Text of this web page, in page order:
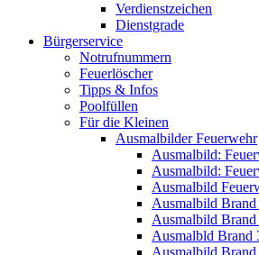
Verdienstzeichen
Dienstgrade
Bürgerservice
Notrufnummern
Feuerlöscher
Tipps & Infos
Poolfüllen
Für die Kleinen
Ausmalbilder Feuerwehr
Ausmalbild:
Ausmalbild:
Ausmalbild
Ausmalbild Brand
Ausmalbild Brand
Ausmalbld Brand
Ausmalbild Brand